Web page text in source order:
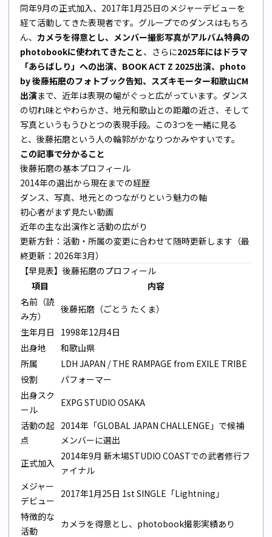
同年9月の正式加入、2017年1月25日のメジャーデビューを
経て活動してきた表現者です。グループでのダンスはもちろ
ん、 カメラを得意とし、メンバー撮影写真がアルバム特典の
photobookに使われてきたこと、さらに2025年にはドラマ
「あらばしり」への出演、BOOK ACT Z 2025出演、photo
by 後藤拓磨のフォトブック告知、スズキモーター和歌山CM
出演まで、近年は表現の幅がぐっと広がっています。ダンス
の切れ味とやわらかさ、地元和歌山との距離の近さ、そして
写真というもうひとつの表現手段。この3つを一緒に見る
と、後藤拓磨という人の輪郭がかなりつかみやすいです。
この記事で分かること
後藤拓磨の基本プロフィール
2014年の選出から現在までの経歴
ダンス、写真、地元とのつながりという魅力の軸
初心者がまず見たい動画
近年の主な出演作と活動の広がり
更新方針：活動・所属の変更に合わせて随時更新します（最
終更新：2026年3月）
【早見表】後藤拓磨のプロフィール
項目
内容
名前（読
み方）
後藤拓磨（ごとう たくま）
生年月日
1998年12月4日
出身地
和歌山県
所属
LDH JAPAN / THE RAMPAGE from EXILE TRIBE
役割
パフォーマー
出身スク
ール
EXPG STUDIO OSAKA
活動の起
点
2014年「GLOBAL JAPAN CHALLENGE」で候補
メンバーに選出
正式加入
2014年9月 新木場STUDIO COASTでの武者修行フ
ァイナル
メジャー
デビュー
2017年1月25日 1st SINGLE「Lightning」
特徴的な
活動
カメラを得意とし、photobook撮影実績あり